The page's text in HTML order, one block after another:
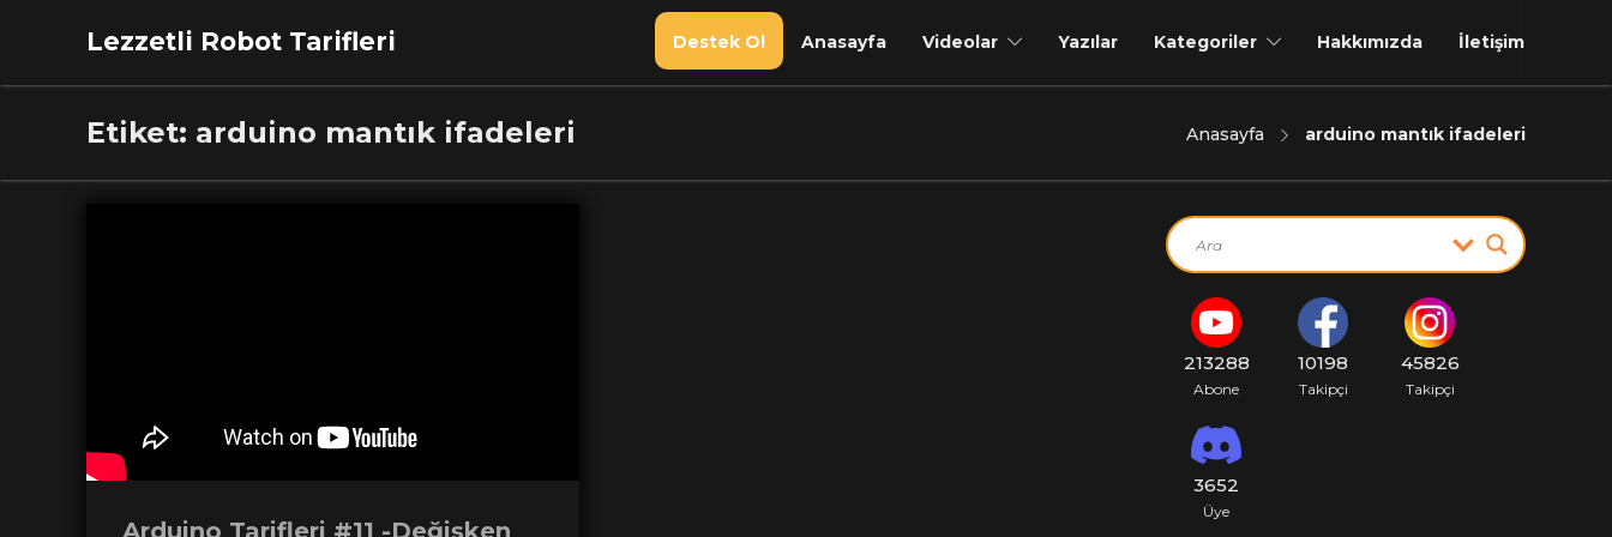
Lezzetli Robot Tarifleri Destek Ol Anasayfa Videolar Yazılar Kategoriler Hakkımızda İletişim
Etiket: arduino mantık ifadeleri Anasayfa arduino mantık ifadeleri
Arduino Tarifleri #11 -Değişken
213288
Abone
10198
Takipçi
45826
Takipçi
3652
Üye